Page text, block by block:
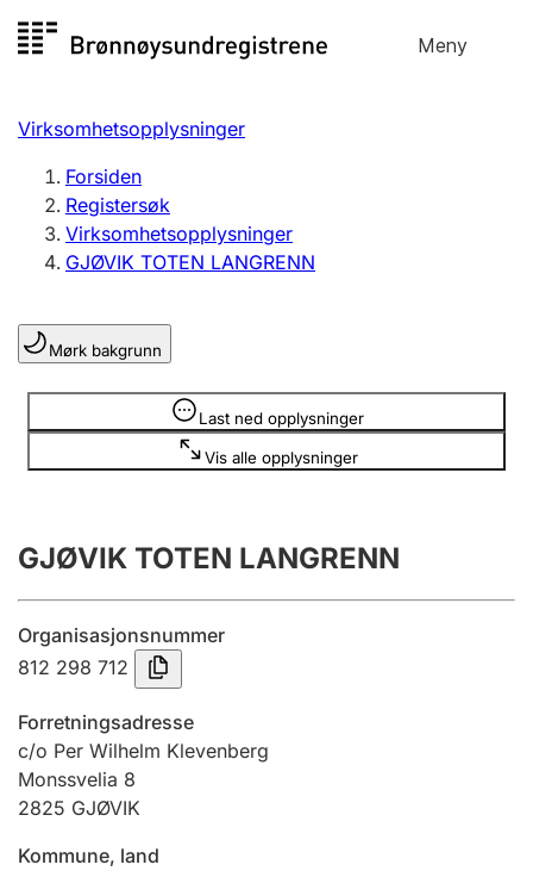
til
Meny
Registersøk
Aksjeselskap
Enkeltpersonforetak
Registrere, endre, slette
Lag og forening
Registrere, endre, slette
Årsregnskap
Innsending og forsinkelsesgebyr
Tinglysing
Jeger
Betaling og jegeravgiftskort
Virksomhetsopplysninger
Forsiden
Registersøk
Virksomhetsopplysninger
GJØVIK TOTEN LANGRENN
Mørk bakgrunn
Last ned opplysninger
Vis alle opplysninger
Opplysninger er skjult
GJØVIK TOTEN LANGRENN
Organisasjonsnummer
812 298 712
Forretningsadresse
c/o Per Wilhelm Klevenberg
Monssvelia 8
2825 GJØVIK
Kommune, land